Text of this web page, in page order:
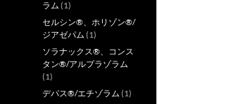
ラム (1)
セルシン®、ホリゾン®/
ジアゼパム (1)
ソラナックス®、コンス
タン®/アルプラゾラム
(1)
デパス®/エチゾラム (1)